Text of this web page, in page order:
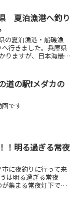
夏泊漁港へ釣り
の夏泊漁港・船磯漁
行きました。兵庫県
りますが、日本海最
道の駅❗️メダカの
です
！明る過ぎる常夜
に夜釣りに行って来
は明る過ぎる常夜
集まる常夜灯下で釣